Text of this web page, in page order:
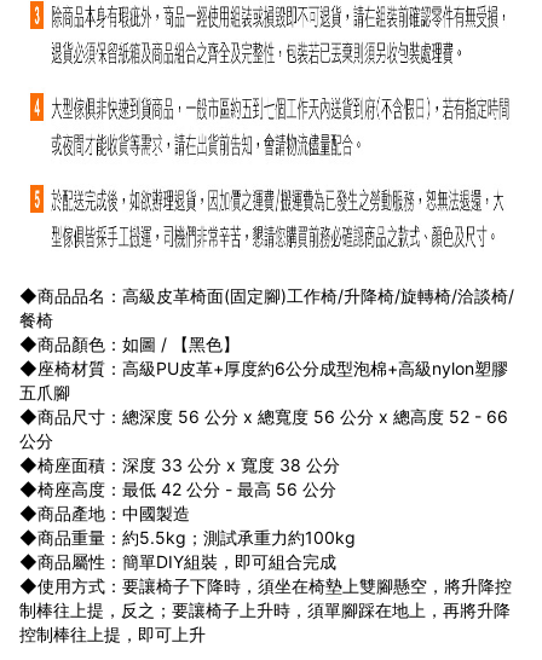
◆商品品名：高級皮革椅面(固定腳)工作椅/升降椅/旋轉椅/洽談椅/
餐椅
◆商品顏色：如圖 / 【黑色】
◆座椅材質：高級PU皮革+厚度約6公分成型泡棉+高級nylon塑膠
五爪腳
◆商品尺寸：總深度 56 公分 x 總寬度 56 公分 x 總高度 52 - 66
公分
◆椅座面積：深度 33 公分 x 寬度 38 公分
◆椅座高度：最低 42 公分 - 最高 56 公分
◆商品產地：中國製造
◆商品重量：約5.5kg；測試承重力約100kg
◆商品屬性：簡單DIY組裝，即可組合完成
◆使用方式：要讓椅子下降時，須坐在椅墊上雙腳懸空，將升降控
制棒往上提，反之；要讓椅子上升時，須單腳踩在地上，再將升降
控制棒往上提，即可上升